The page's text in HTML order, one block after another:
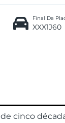
Final Da
XXX1J60
cinco